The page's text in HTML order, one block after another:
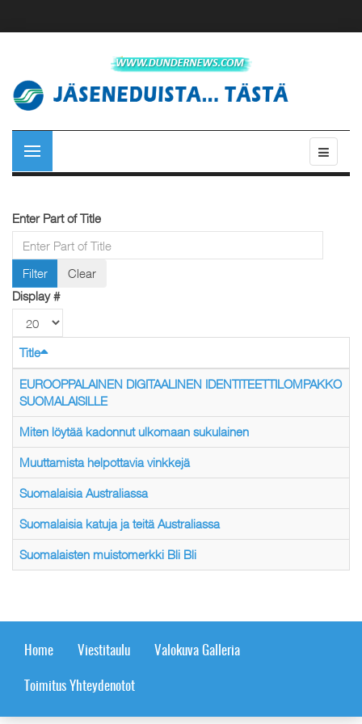
Enter Part of Title
Filter
Clear
Display #
Title
EUROOPPALAINEN DIGITAALINEN IDENTITEETTILOMPAKKO
SUOMALAISILLE
Miten löytää kadonnut ulkomaan sukulainen
Muuttamista helpottavia vinkkejä
Suomalaisia Australiassa
Suomalaisia katuja ja teitä Australiassa
Suomalaisten muistomerkki Bli Bli
Home Viestitaulu Valokuva Galleria
Toimitus Yhteydenotot